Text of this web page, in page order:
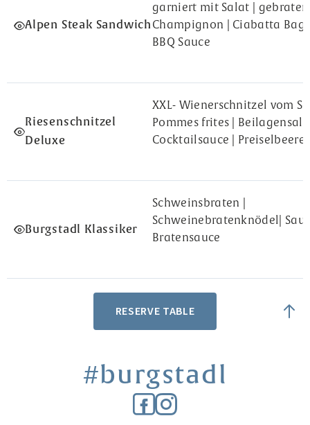
Alpen Steak Sandwich
garniert mit Salat |
Champignon | Ciabatta
BBQ Sauce
Riesenschnitzel
Deluxe
XXL- Wienerschnitzel vom
Pommes frites |
Cocktailsauce | Preiselbeere
Burgstadl Klassiker
Schweinsbraten |
Schweinebratenknödel|
Bratensauce
RESERVE TABLE
#burgstadl